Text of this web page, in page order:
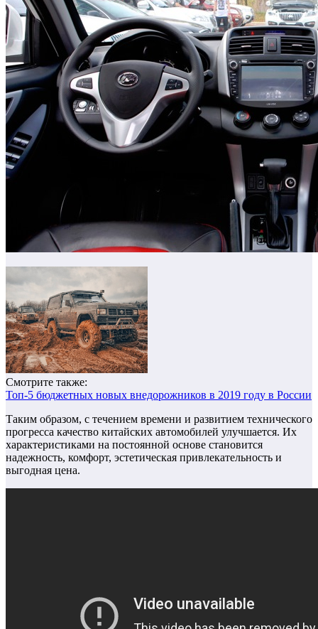
Смотрите также:
Топ-5 бюджетных новых внедорожников в 2019 году в России
Таким образом, с течением времени и развитием технического
прогресса качество китайских автомобилей улучшается. Их
характеристиками на постоянной основе становится
надежность, комфорт, эстетическая привлекательность и
выгодная цена.